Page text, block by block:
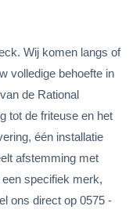
Wij komen langs of
volledige behoefte in
de Rational
tot de friteuse en het
één installatie
afstemming met
specifiek merk,
ons direct op 0575 -